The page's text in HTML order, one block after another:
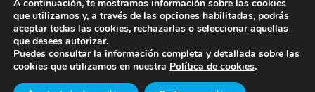
Aviso Legal
A continuación, te mostramos información sobre las cookies
que utilizamos y, a través de las opciones habilitadas, podrás
aceptar todas las cookies, rechazarlas o seleccionar aquellas
que desees autorizar.
Puedes consultar la información completa y detallada sobre las
cookies que utilizamos en nuestra Política de cookies.